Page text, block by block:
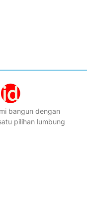
bangun dengan
pilihan lumbung